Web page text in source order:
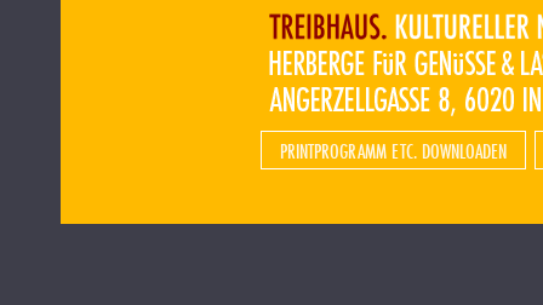
PRINTPROGRAMM ETC. DOWNLOADEN